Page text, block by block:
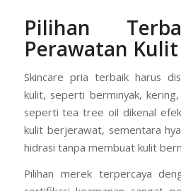
Pilihan
Perawatan
Skincare pria terbaik harus
kulit, seperti berminyak,
seperti tea tree oil dikenal
kulit berjerawat, sementara
hidrasi tanpa membuat kulit
Pilihan merek terpercaya